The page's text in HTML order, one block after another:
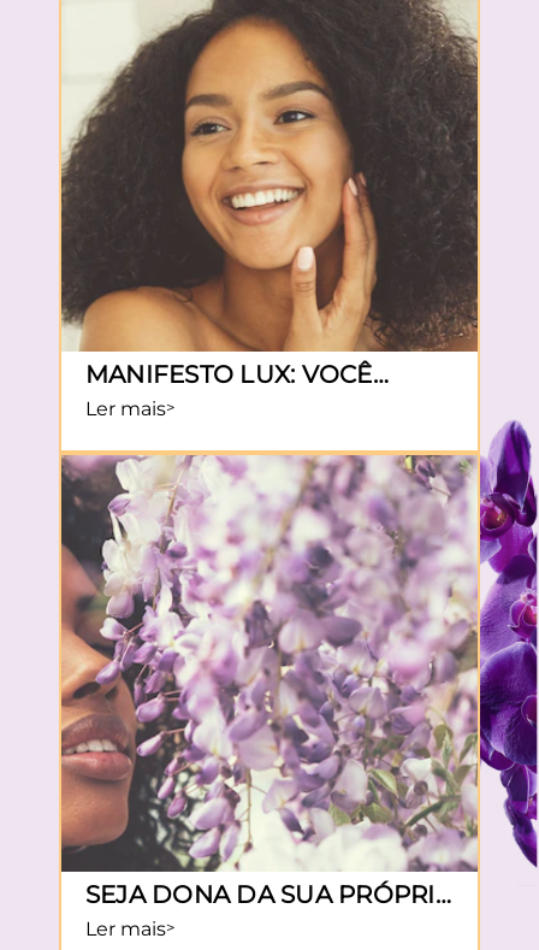
MANIFESTO LUX: VOCÊ
PRECISA SE AMAR MAIS
Discover more about Manifesto LUX: Você
Ler mais
SEJA DONA DA SUA PRÓPRIA
BELEZA
Ler mais